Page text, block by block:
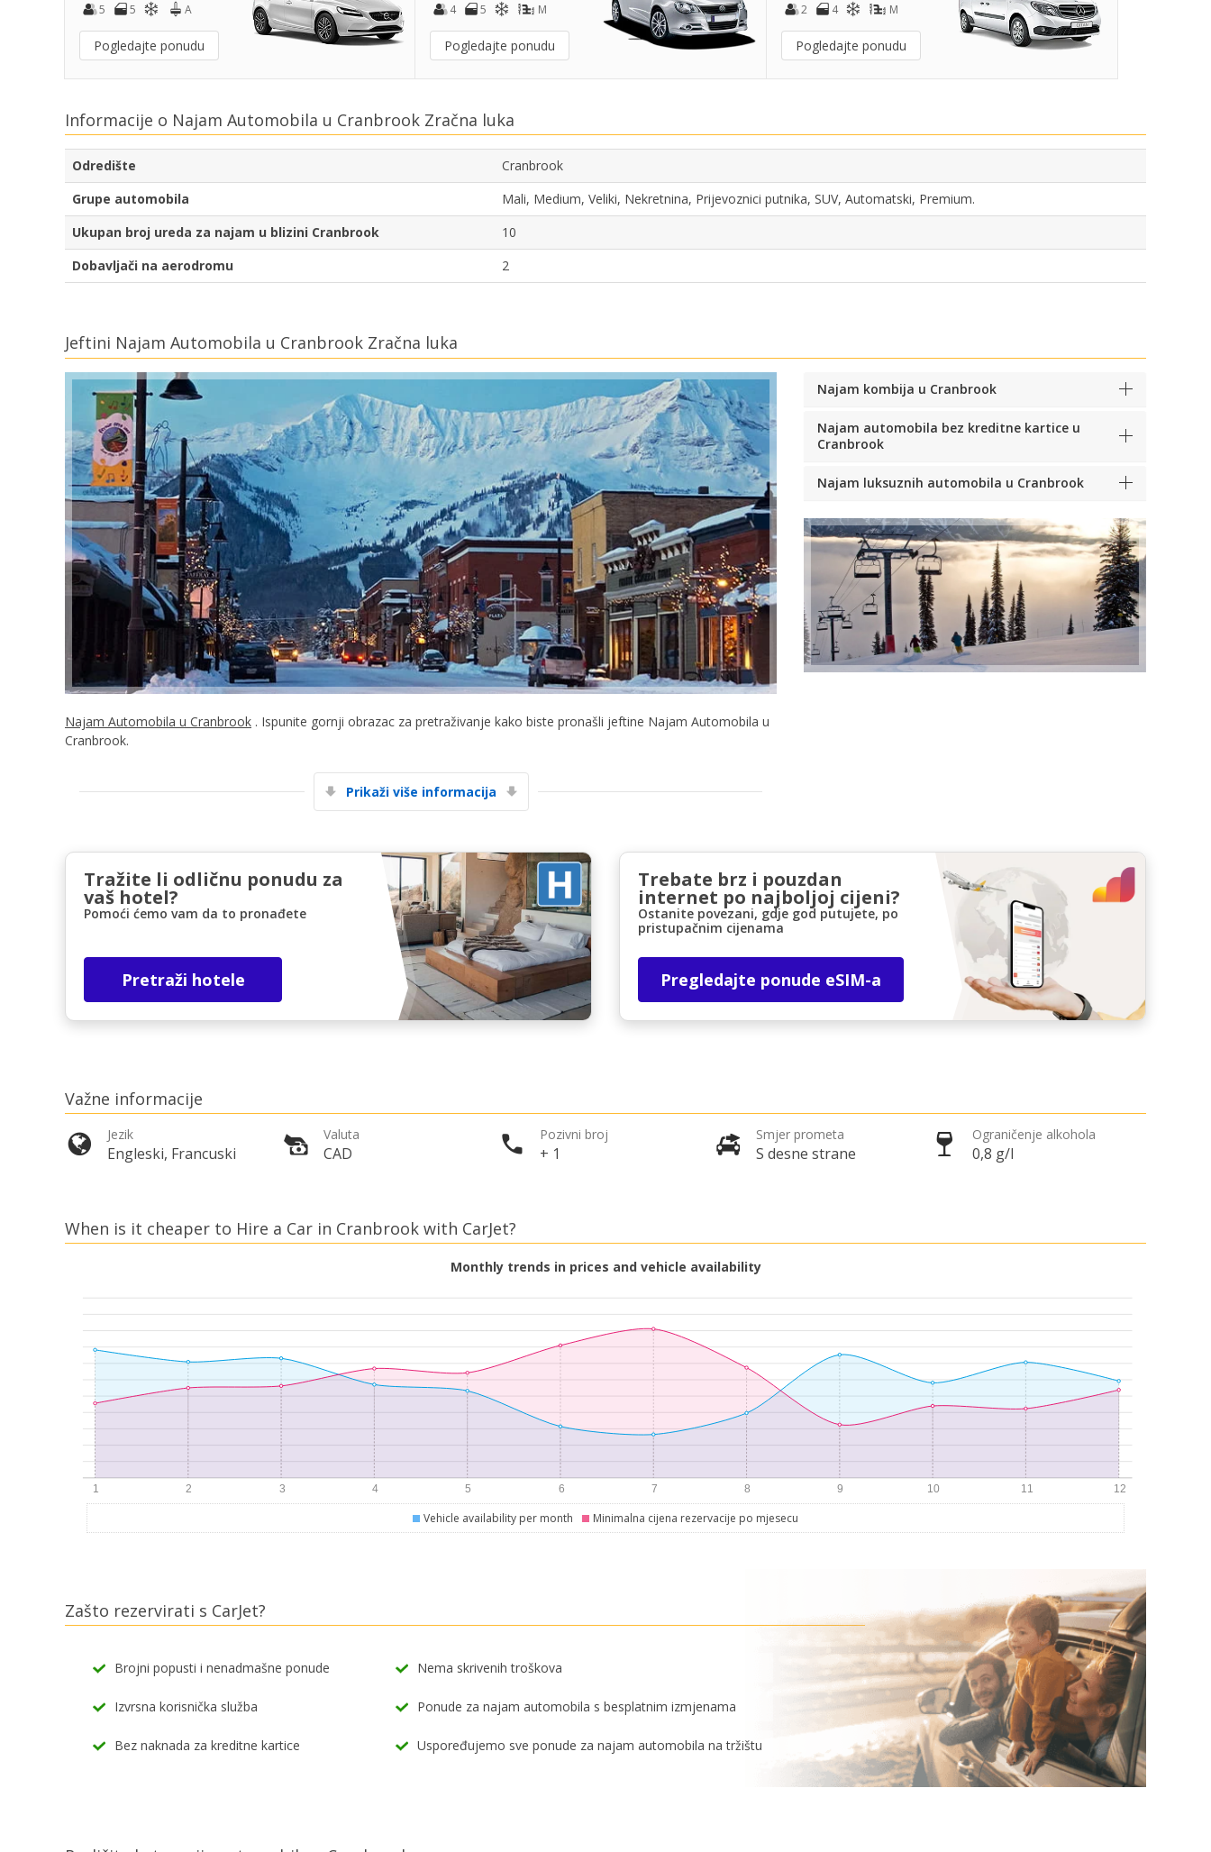
Posebni popusti
Prijava putem eLinka
5
5 A
Pogledajte ponudu
4
5 M
Pogledajte ponudu
2
4 M
Pogledajte ponudu
Informacije o Najam Automobila u Cranbrook Zračna luka
Odredište
Cranbrook
Grupe automobila
Mali, Medium, Veliki, Nekretnina, Prijevoznici putnika, SUV, Automatski, Premium.
Ukupan broj ureda za najam u blizini Cranbrook
10
Dobavljači na aerodromu
2
Jeftini Najam Automobila u Cranbrook Zračna luka
Najam Automobila u Cranbrook . Ispunite gornji obrazac za pretraživanje kako biste pronašli jeftine Najam Automobila u
Cranbrook.
Prikaži više informacija
Najam kombija u Cranbrook
Najam automobila bez kreditne kartice u
Cranbrook
Najam luksuznih automobila u Cranbrook
Tražite li odličnu ponudu za
vaš hotel?
Pomoći ćemo vam da to pronađete
Pretraži hotele
Trebate brz i pouzdan
internet po najboljoj cijeni?
Ostanite povezani, gdje god putujete, po
pristupačnim cijenama
Pregledajte ponude eSIM-a
Važne informacije
Jezik
Engleski, Francuski
Valuta
CAD
Pozivni broj
+ 1
Smjer prometa
S desne strane
Ograničenje alkohola
0,8 g/l
When is it cheaper to Hire a Car in Cranbrook with CarJet?
Monthly trends in prices and vehicle availability
Vehicle availability per month Minimalna cijena rezervacije po mjesecu
Zašto rezervirati s CarJet?
Brojni popusti i nenadmašne ponude Nema skrivenih troškova
Izvrsna korisnička služba Ponude za najam automobila s besplatnim izmjenama
Bez naknada za kreditne kartice Uspoređujemo sve ponude za najam automobila na tržištu